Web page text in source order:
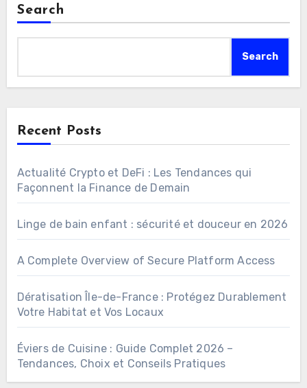
Search
Search
Recent Posts
Actualité Crypto et DeFi : Les Tendances qui
Façonnent la Finance de Demain
Linge de bain enfant : sécurité et douceur en 2026
A Complete Overview of Secure Platform Access
Dératisation Île-de-France : Protégez Durablement
Votre Habitat et Vos Locaux
Éviers de Cuisine : Guide Complet 2026 –
Tendances, Choix et Conseils Pratiques